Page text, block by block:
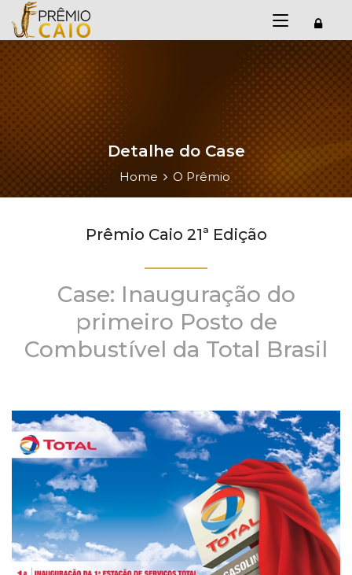
Detalhe do Case
Home O Prêmio
Prêmio Caio 21ª Edição
Case: Inauguração do
primeiro Posto de
Combustível da Total Brasil